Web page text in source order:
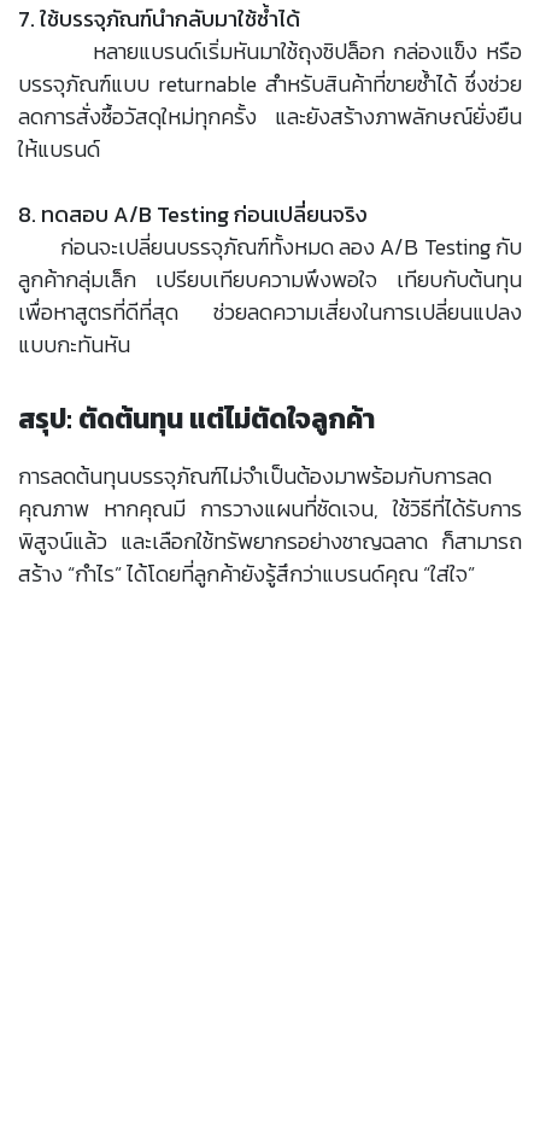
7. ใช้บรรจุภัณฑ์นำกลับมาใช้ซ้ำได้
หลายแบรนด์เริ่มหันมาใช้ถุงซิปล็อก กล่องแข็ง หรือ
บรรจุภัณฑ์แบบ returnable สำหรับสินค้าที่ขายซ้ำได้ ซึ่งช่วย
ลดการสั่งซื้อวัสดุใหม่ทุกครั้ง และยังสร้างภาพลักษณ์ยั่งยืน
ให้แบรนด์
8. ทดสอบ A/B Testing ก่อนเปลี่ยนจริง
ก่อนจะเปลี่ยนบรรจุภัณฑ์ทั้งหมด ลอง A/B Testing กับ
ลูกค้ากลุ่มเล็ก เปรียบเทียบความพึงพอใจ เทียบกับต้นทุน
เพื่อหาสูตรที่ดีที่สุด ช่วยลดความเสี่ยงในการเปลี่ยนแปลง
แบบกะทันหัน
สรุป: ตัดต้นทุน แต่ไม่ตัดใจลูกค้า
การลดต้นทุนบรรจุภัณฑ์ไม่จำเป็นต้องมาพร้อมกับการลด
คุณภาพ หากคุณมี การวางแผนที่ชัดเจน, ใช้วิธีที่ได้รับการ
พิสูจน์แล้ว และเลือกใช้ทรัพยากรอย่างชาญฉลาด ก็สามารถ
สร้าง “กำไร” ได้โดยที่ลูกค้ายังรู้สึกว่าแบรนด์คุณ “ใส่ใจ”